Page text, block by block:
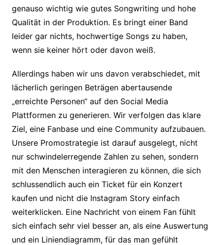
genauso wichtig wie gutes Songwriting und hohe
Qualität in der Produktion. Es bringt einer Band
leider gar nichts, hochwertige Songs zu haben,
wenn sie keiner hört oder davon weiß.
Allerdings haben wir uns davon verabschiedet, mit
lächerlich geringen Beträgen abertausende
„erreichte Personen“ auf den Social Media
Plattformen zu generieren. Wir verfolgen das klare
Ziel, eine Fanbase und eine Community aufzubauen.
Unsere Promostrategie​ ist darauf ausgelegt, nicht
nur schwindelerregende Zahlen zu sehen, sondern
mit den Menschen interagieren zu können, die sich
schlussendlich auch ein Ticket für ein Konzert
kaufen und nicht die Instagram Story einfach
weiterklicken. Eine Nachricht von einem Fan fühlt
sich einfach sehr viel besser an, als eine Auswertung
und ein Liniendiagramm, für das man gefühlt